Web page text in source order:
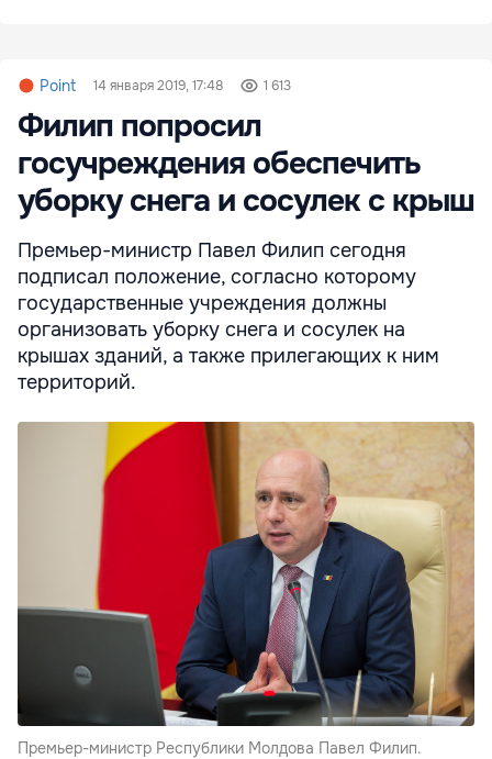
Point 14 января 2019, 17:48 1 613
Филип попросил
госучреждения обеспечить
уборку снега и сосулек с крыш
Премьер-министр Павел Филип сегодня
подписал положение, согласно которому
государственные учреждения должны
организовать уборку снега и сосулек на
крышах зданий, а также прилегающих к ним
территорий.
Премьер-министр Республики Молдова Павел Филип.